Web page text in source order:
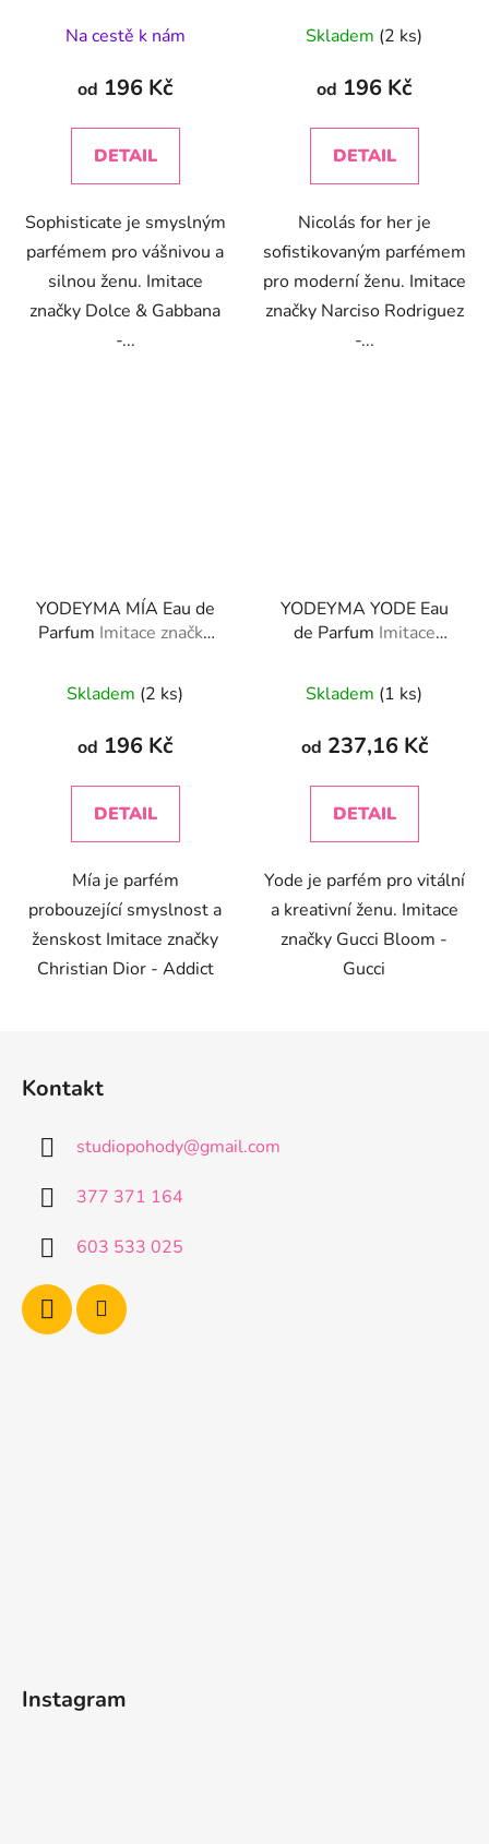
Dolce & Gabbana - The
One
Na cestě k nám
od 196 Kč
DETAIL
Sophisticate je smyslným
parfémem pro vášnivou a
silnou ženu. Imitace
značky Dolce & Gabbana
-...
Narciso Rodriguez - For
Her
Skladem (2 ks)
od 196 Kč
DETAIL
Nicolás for her je
sofistikovaným parfémem
pro moderní ženu. Imitace
značky Narciso Rodriguez
-...
YODEYMA MÍA Eau de
Parfum Imitace značky
Skladem (2 ks)
od 196 Kč
DETAIL
Mía je parfém
probouzející smyslnost a
ženskost Imitace značky
Christian Dior - Addict
YODEYMA YODE Eau
de Parfum Imitace
Gucci
Skladem (1 ks)
od 237,16 Kč
DETAIL
Yode je parfém pro vitální
a kreativní ženu. Imitace
značky Gucci Bloom -
Gucci
Kontakt
studiopohody@gmail.com
377 371 164
603 533 025
Instagram